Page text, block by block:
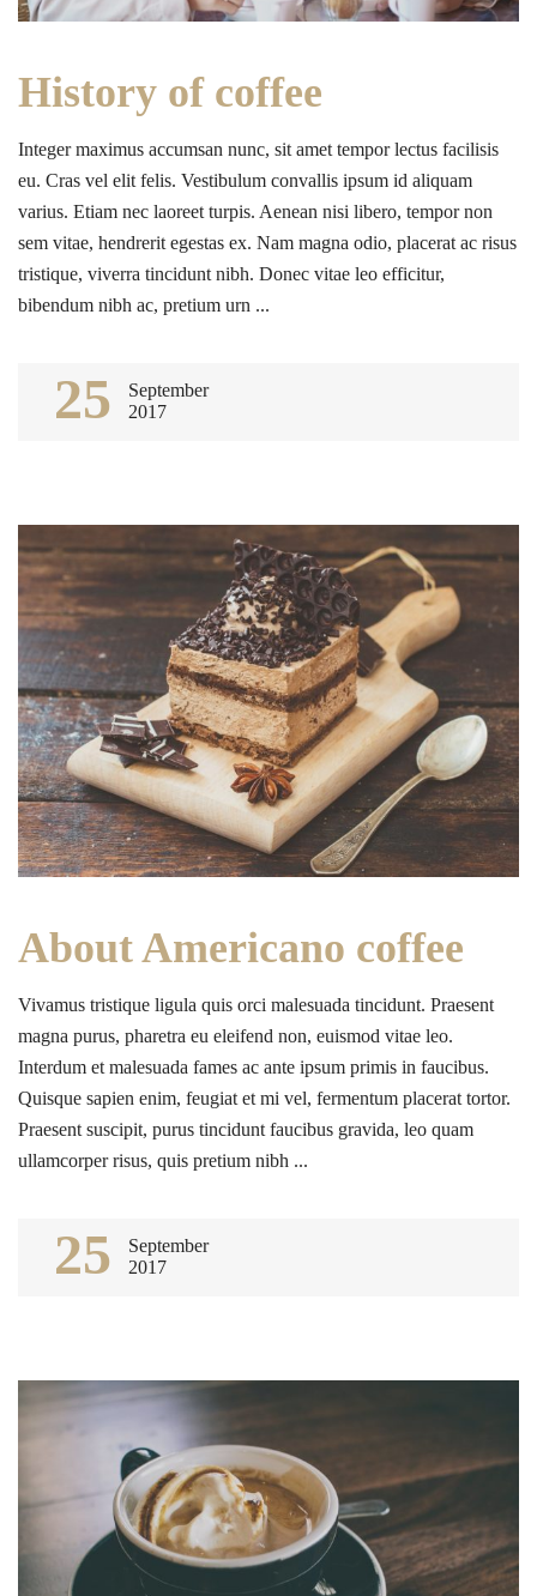
History of coffee
Integer maximus accumsan nunc, sit amet tempor lectus facilisis
eu. Cras vel elit felis. Vestibulum convallis ipsum id aliquam
varius. Etiam nec laoreet turpis. Aenean nisi libero, tempor non
sem vitae, hendrerit egestas ex. Nam magna odio, placerat ac risus
tristique, viverra tincidunt nibh. Donec vitae leo efficitur,
bibendum nibh ac, pretium urn ...
25
September
2017
About Americano coffee
Vivamus tristique ligula quis orci malesuada tincidunt. Praesent
magna purus, pharetra eu eleifend non, euismod vitae leo.
Interdum et malesuada fames ac ante ipsum primis in faucibus.
Quisque sapien enim, feugiat et mi vel, fermentum placerat tortor.
Praesent suscipit, purus tincidunt faucibus gravida, leo quam
ullamcorper risus, quis pretium nibh ...
25
September
2017